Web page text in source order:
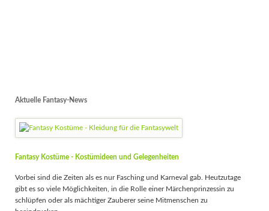
Aktuelle Fantasy-News
Fantasy Kostüme - Kostümideen und Gelegenheiten
Vorbei sind die Zeiten als es nur Fasching und Karneval gab. Heutzutage
gibt es so viele Möglichkeiten, in die Rolle einer Märchenprinzessin zu
schlüpfen oder als mächtiger Zauberer seine Mitmenschen zu